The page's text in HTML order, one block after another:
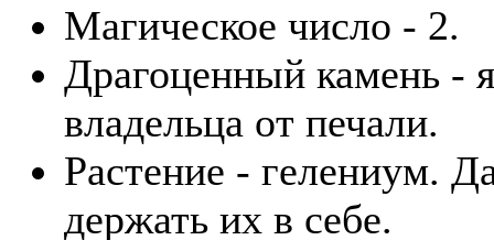
Магическое число - 2.
Драгоценный камень -
владельца от печали.
Растение - гелениум.
держать их в себе.